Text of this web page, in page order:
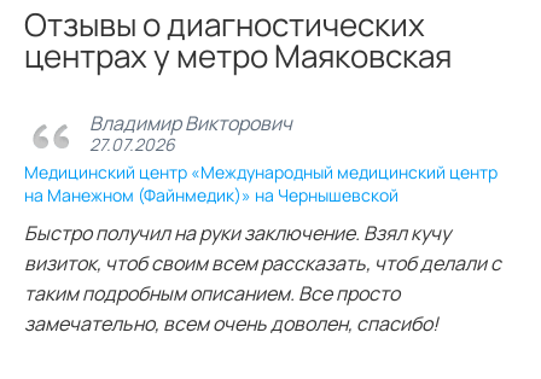
Отзывы о диагностических
центрах у метро Маяковская
Владимир Викторович
27.07.2026
Медицинский центр «Международный медицинский центр
на Манежном (Файнмедик)» на Чернышевской
Быстро получил на руки заключение. Взял кучу
визиток, чтоб своим всем рассказать, чтоб делали с
таким подробным описанием. Все просто
замечательно, всем очень доволен, спасибо!